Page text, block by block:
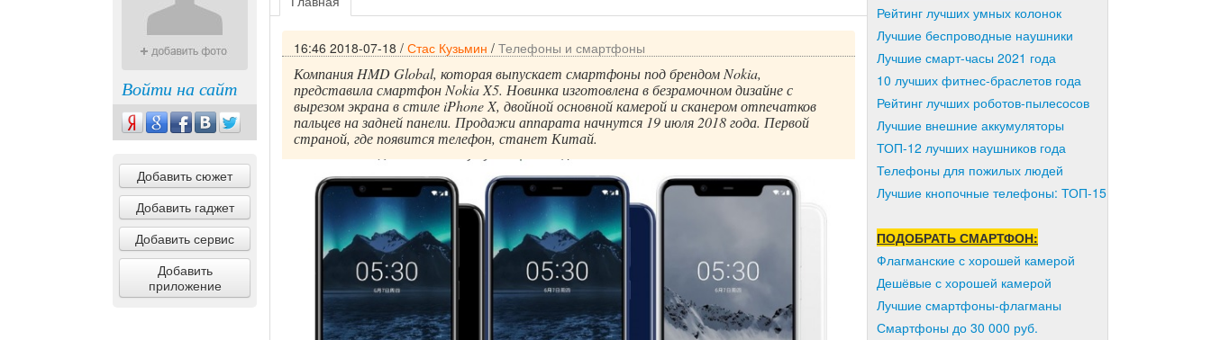
Войти на сайт
Добавить сюжет
Добавить гаджет
Добавить сервис
Добавить
приложение
16:46 2018-07-18 / Стас Кузьмин / Телефоны и смартфоны
Компания HMD Global, которая выпускает смартфоны под брендом Nokia,
представила смартфон Nokia X5. Новинка изготовлена в безрамочном дизайне с
вырезом экрана в стиле iPhone X, двойной основной камерой и сканером отпечатков
пальцев на задней панели. Продажи аппарата начнутся 19 июля 2018 года. Первой
страной, где появится телефон, станет Китай.
Рейтинг лучших умных колонок
Лучшие беспроводные наушники
Лучшие смарт-часы 2021 года
10 лучших фитнес-браслетов года
Рейтинг лучших роботов-пылесосов
Лучшие внешние аккумуляторы
ТОП-12 лучших наушников года
Телефоны для пожилых людей
Лучшие кнопочные телефоны: ТОП-15
ПОДОБРАТЬ СМАРТФОН:
Флагманские с хорошей камерой
Дешёвые с хорошей камерой
Лучшие смартфоны-флагманы
Смартфоны до 30 000 руб.